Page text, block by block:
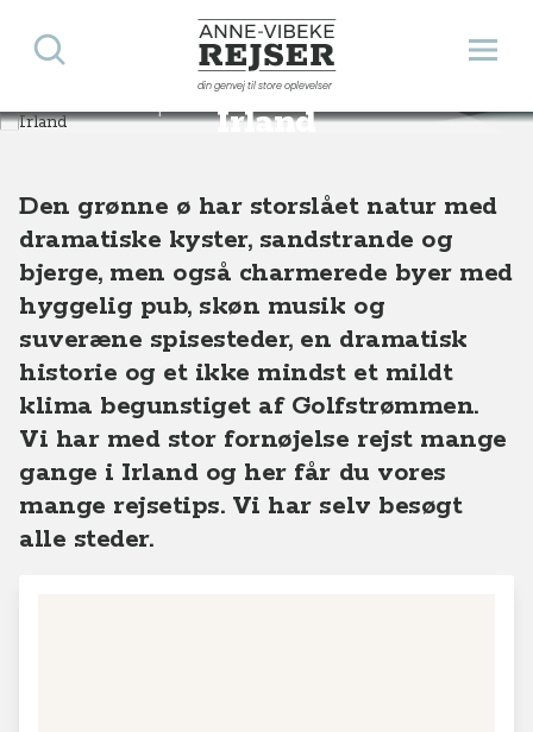
Anne-Vibeke Rejser
din genvej til store oplevelser
Åbn
Søg
Irland
Destinationer Europa Irland
Den grønne ø har storslået natur med
dramatiske kyster, sandstrande og
bjerge, men også charmerede byer med
hyggelig pub, skøn musik og
suveræne spisesteder, en dramatisk
historie og et ikke mindst et mildt
klima begunstiget af Golfstrømmen.
Vi har med stor fornøjelse rejst mange
gange i Irland og her får du vores
mange rejsetips. Vi har selv besøgt
alle steder.